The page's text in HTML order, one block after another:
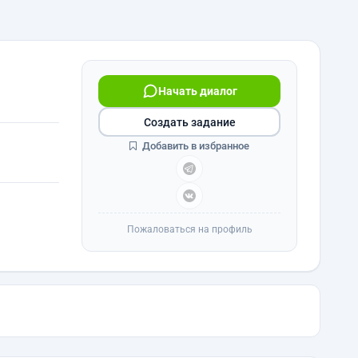
Начать диалог
Создать задание
Добавить в избранное
Пожаловаться на профиль